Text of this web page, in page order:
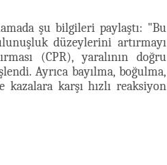
şu bilgileri paylaştı: "Bu
düzeylerini artırmayı
(CPR), yaralının doğru
Ayrıca bayılma, boğulma,
kazalara karşı hızlı reaksiyon